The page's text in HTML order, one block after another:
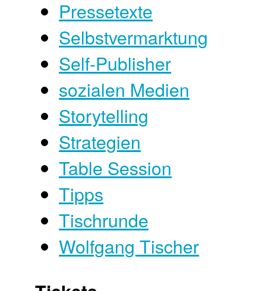
Pressetexte
Selbstvermarktung
Self-Publisher
sozialen Medien
Storytelling
Strategien
Table Session
Tipps
Tischrunde
Wolfgang Tischer